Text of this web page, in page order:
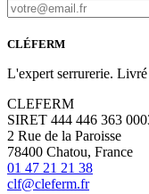
CLÉFERM
L'expert serrurerie.
CLEFERM
SIRET 444 446 363
2 Rue de la Paroisse
78400 Chatou, France
01 47 21 21 38
clf@cleferm.fr